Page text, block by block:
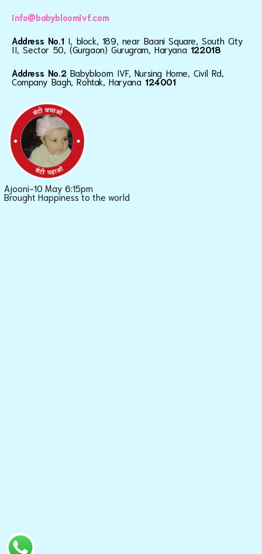
info@babybloomivf.com
Address No.1 I, block, 189, near Baani Square, South City
II, Sector 50, (Gurgaon) Gurugram, Haryana 122018
Address No.2 Babybloom IVF, Nursing Home, Civil Rd,
Company Bagh, Rohtak, Haryana124001
Ajooni-10 May 6:15pm
Brought Happiness to the world